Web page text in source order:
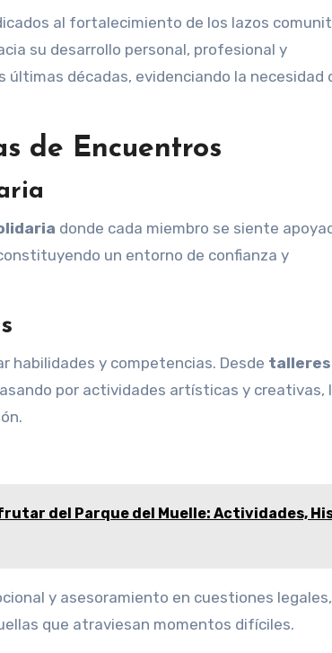
al fortalecimiento de los lazos
su desarrollo personal, profesional y
décadas, evidenciando la necesidad
de Encuentros
donde cada miembro se siente
un entorno de confianza y
habilidades y competencias. Desde
por actividades artísticas y creativas,
del Parque del Muelle: Actividades,
y asesoramiento en cuestiones legales,
que atraviesan momentos difíciles.